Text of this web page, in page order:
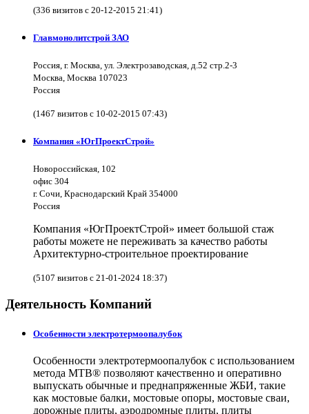
(336 визитов с 20-12-2015 21:41)
Главмонолитстрой ЗАО
Россия, г. Москва, ул. Электрозаводская, д.52 стр.2-3
Москва, Москва 107023
Россия
(1467 визитов с 10-02-2015 07:43)
Компания «ЮгПроектСтрой»
Новороссийская, 102
офис 304
г. Сочи, Краснодарский Край 354000
Россия
Компания «ЮгПроектСтрой» имеет большой стаж
работы можете не переживать за качество работы
Архитектурно-строительное проектирование
(5107 визитов с 21-01-2024 18:37)
Деятельность Компаний
Особенности электротермоопалубок
Особенности электротермоопалубок с использованием
метода МТВ® позволяют качественно и оперативно
выпускать обычные и преднапряженные ЖБИ, такие
как мостовые балки, мостовые опоры, мостовые сваи,
дорожные плиты, аэродромные плиты, плиты